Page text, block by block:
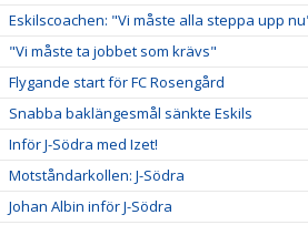
Eskilscoachen: "Vi måste alla steppa upp
"Vi måste ta jobbet som krävs"
Flygande start för FC Rosengård
Snabba baklängesmål sänkte Eskils
Inför J-Södra med Izet!
Motståndarkollen: J-Södra
Johan Albin inför J-Södra